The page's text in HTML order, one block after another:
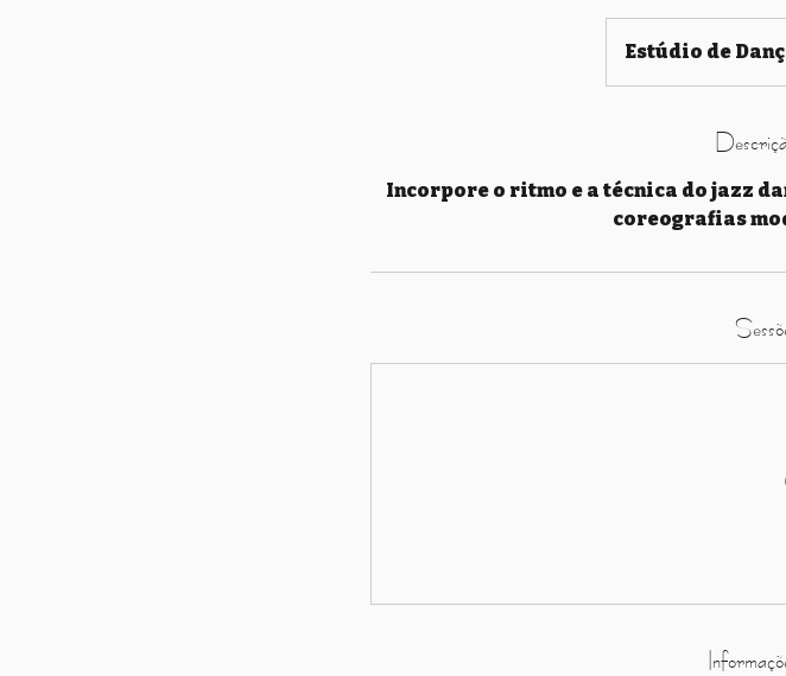
Estúdio de
Incorpore o ritmo e a técnica do jazz
coreografias